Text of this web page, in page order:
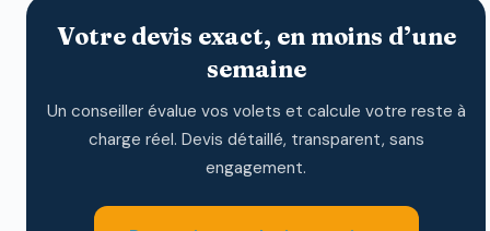
Votre devis exact, en moins d’une
semaine
Un conseiller évalue vos volets et calcule votre reste à
charge réel. Devis détaillé, transparent, sans
engagement.